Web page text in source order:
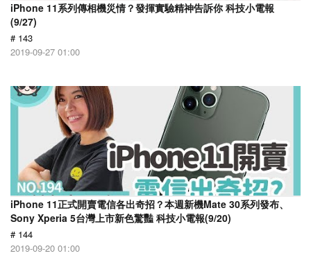
iPhone 11系列傳相機災情？發揮實驗精神告訴你 科技小電報
(9/27)
# 143
2019-09-27 01:00
iPhone 11正式開賣電信各出奇招？本週新機Mate 30系列發布、
Sony Xperia 5台灣上市新色驚豔 科技小電報(9/20)
# 144
2019-09-20 01:00